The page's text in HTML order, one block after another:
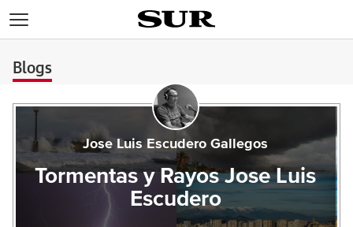
Blogs
Jose Luis Escudero Gallegos
Tormentas y Rayos Jose Luis
Escudero